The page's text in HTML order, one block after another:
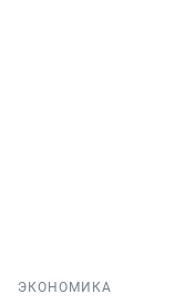
ЭКОНОМИКА